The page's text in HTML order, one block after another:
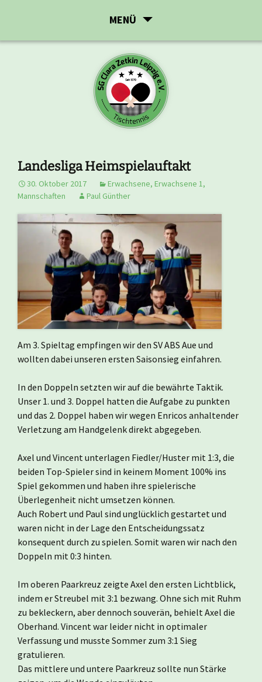
MENÜ
Landesliga Heimspielauftakt
30. Oktober 2017 Erwachsene, Erwachsene 1,
Mannschaften
Paul Günther
Am 3. Spieltag empfingen wir den SV ABS Aue und
wollten dabei unseren ersten Saisonsieg einfahren.
In den Doppeln setzten wir auf die bewährte Taktik.
Unser 1. und 3. Doppel hatten die Aufgabe zu punkten
und das 2. Doppel haben wir wegen Enricos anhaltender
Verletzung am Handgelenk direkt abgegeben.
Axel und Vincent unterlagen Fiedler/Huster mit 1:3, die
beiden Top-Spieler sind in keinem Moment 100% ins
Spiel gekommen und haben ihre spielerische
Überlegenheit nicht umsetzen können.
Auch Robert und Paul sind unglücklich gestartet und
waren nicht in der Lage den Entscheidungssatz
konsequent durch zu spielen. Somit waren wir nach den
Doppeln mit 0:3 hinten.
Im oberen Paarkreuz zeigte Axel den ersten Lichtblick,
indem er Streubel mit 3:1 bezwang. Ohne sich mit Ruhm
zu bekleckern, aber dennoch souverän, behielt Axel die
Oberhand. Vincent war leider nicht in optimaler
Verfassung und musste Sommer zum 3:1 Sieg
gratulieren.
Das mittlere und untere Paarkreuz sollte nun Stärke